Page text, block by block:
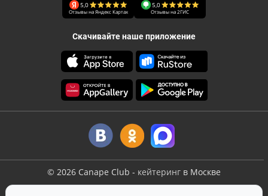
5,0
Отзывы на Яндекс Картах
5,0
Отзывы на 2ГИС
Скачивайте наше приложение
© 2026 Canape Club - кейтеринг в Москве